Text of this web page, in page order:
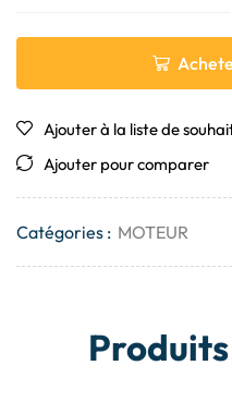
Ajouter à la liste de
Ajouter pour comparer
Catégories : MOTEUR